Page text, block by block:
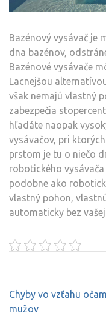
Bazénový vysávač je
dna bazénov,
Bazénové vysávače
Lacnejšou
však nemajú vlastný
zabezpečia
hľadáte naopak
vysávačov, pri
prstom je tu o niečo
robotického
podobne ako
vlastný pohon,
automaticky bez
Navigace
pro
Chyby vo vzťahu
mužov